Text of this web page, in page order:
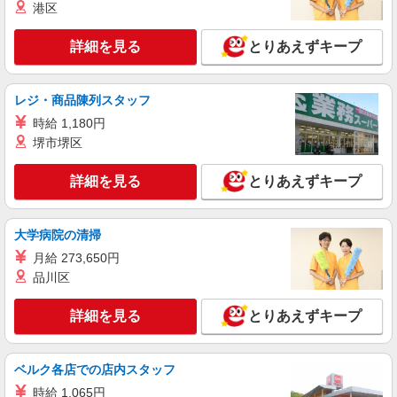
有）★ ゜・。○。・゜+゜・。○。・゜+゜
詳細を見る
株式会社パソナ・滋賀/KNS6001176019
一般事務/その他事務
時給1360円 月収例：211000円 ★交通費規定に
キープ 詳細を見る
派遣社員
株式会社パソナ・滋賀/KNS6001170295
時給1360円 月収例：198000円 ★交通費規定に
基づき交通費支給
滋賀県草津市（JR東海道本線南草津駅）
キープ
港区
詳細を見る とりあえずキープ
レジ・商品陳列スタッフ
時給 1,180円
堺市堺区
詳細を見る とりあえずキープ
大学病院の清掃
月給 273,650円
品川区
詳細を見る とりあえずキープ
ベルク各店での店内スタッフ
時給 1,065円